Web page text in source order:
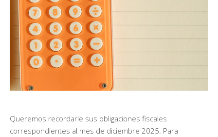
Queremos recordarle sus obligaciones fiscales
correspondientes al mes de diciembre 2025. Para